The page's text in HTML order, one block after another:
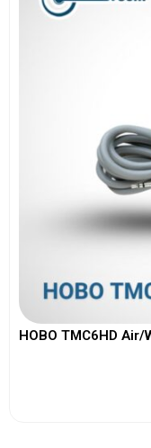
HOBO TMC6HD